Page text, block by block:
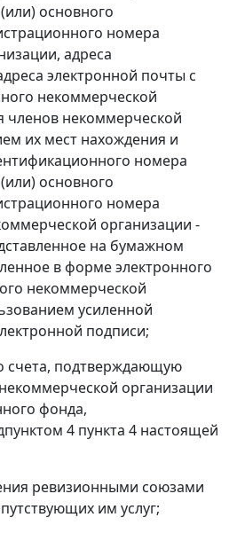
основного
номера
адреса
электронной почты с
некоммерческой
членов некоммерческой
их мест нахождения и
номера
основного
номера
организации -
на бумажном
в форме электронного
некоммерческой
усиленной
подписи;
счета, подтверждающую
организации
фонда,
4 пункта 4 настоящей
ревизионными союзами
им услуг;